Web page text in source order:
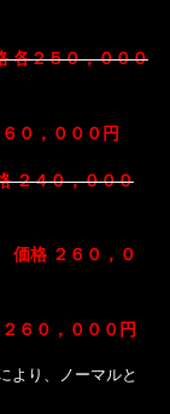
各２５０，０００
０，０００円
２４０，０００
価格 ２６０，０
６０，０００円
より、ノーマルと